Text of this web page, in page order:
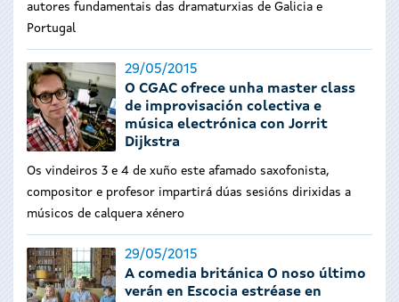
autores fundamentais das dramaturxias de Galicia e
Portugal
29/05/2015
O CGAC ofrece unha master class
de improvisación colectiva e
música electrónica con Jorrit
Dijkstra
Os vindeiros 3 e 4 de xuño este afamado saxofonista,
compositor e profesor impartirá dúas sesións dirixidas a
músicos de calquera xénero
29/05/2015
A comedia británica O noso último
verán en Escocia estréase en